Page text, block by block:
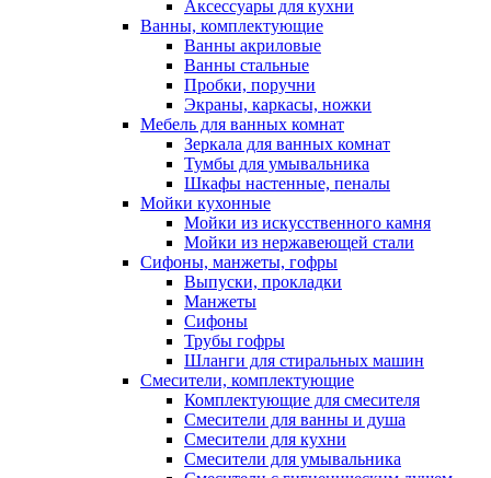
Аксессуары для кухни
Ванны, комплектующие
Ванны акриловые
Ванны стальные
Пробки, поручни
Экраны, каркасы, ножки
Мебель для ванных комнат
Зеркала для ванных комнат
Тумбы для умывальника
Шкафы настенные, пеналы
Мойки кухонные
Мойки из искусственного камня
Мойки из нержавеющей стали
Сифоны, манжеты, гофры
Выпуски, прокладки
Манжеты
Сифоны
Трубы гофры
Шланги для стиральных машин
Смесители, комплектующие
Комплектующие для смесителя
Смесители для ванны и душа
Смесители для кухни
Смесители для умывальника